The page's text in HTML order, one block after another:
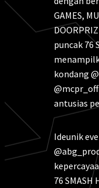
GAMES,
puncak 76
kondang
antusias
Ideunik
76